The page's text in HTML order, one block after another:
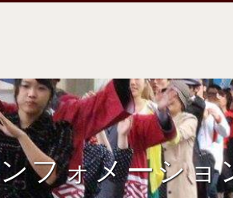
フォメーショ